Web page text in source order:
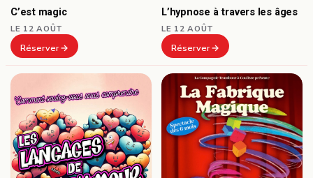
C’est magic
LE 12 AOÛT
Réserver
L’hypnose à travers les âges
LE 12 AOÛT
Réserver